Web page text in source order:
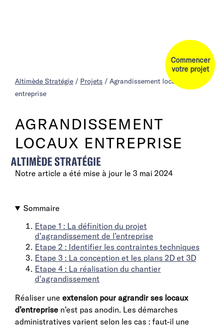
Commencer
votre projet
Altimède Stratégie / Projets / Agrandissement locaux
entreprise
AGRANDISSEMENT
LOCAUX ENTREPRISE
Notre article a été mise à jour le 3 mai 2024
Sommaire
Etape 1 : La définition du projet
d’agrandissement de l’entreprise
Etape 2 : Identifier les contraintes techniques
Etape 3 : La conception et les plans 2D et 3D
Etape 4 : La réalisation du chantier
d’agrandissement
Réaliser une extension pour agrandir ses locaux
d’entreprise n’est pas anodin. Les démarches
administratives varient selon les cas : faut-il une